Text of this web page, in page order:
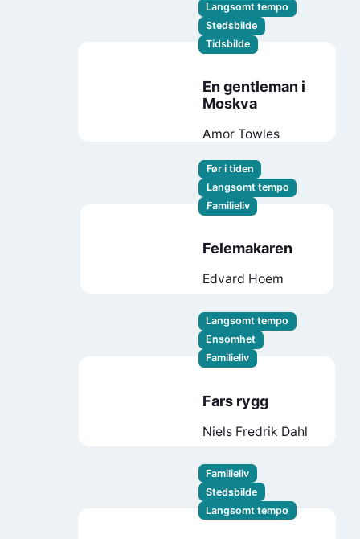
Langsomt tempo
Stedsbilde
Tidsbilde
En gentleman i
Moskva
Amor Towles
Før i tiden
Langsomt tempo
Familieliv
Felemakaren
Edvard Hoem
Langsomt tempo
Ensomhet
Familieliv
Fars rygg
Niels Fredrik Dahl
Familieliv
Stedsbilde
Langsomt tempo